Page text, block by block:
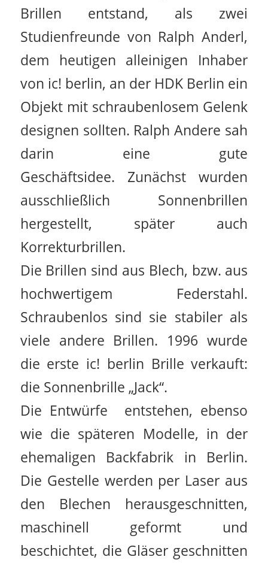
Brillen entstand, als zwei
Studienfreunde von Ralph Anderl,
dem heutigen alleinigen Inhaber
von ic! berlin, an der HDK Berlin ein
Objekt mit schraubenlosem Gelenk
designen sollten. Ralph Andere sah
darin eine gute
Geschäftsidee. Zunächst wurden
ausschließlich Sonnenbrillen
hergestellt, später auch
Korrekturbrillen.
Die Brillen sind aus Blech, bzw. aus
hochwertigem Federstahl.
Schraubenlos sind sie stabiler als
viele andere Brillen. 1996 wurde
die erste ic! berlin Brille verkauft:
die Sonnenbrille „Jack“.
Die Entwürfe entstehen, ebenso
wie die späteren Modelle, in der
ehemaligen Backfabrik in Berlin.
Die Gestelle werden per Laser aus
den Blechen herausgeschnitten,
maschinell geformt und
beschichtet, die Gläser geschnitten